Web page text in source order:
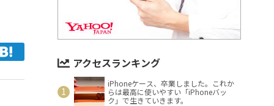
アクセスランキング
iPhoneケース、卒業しました。これか
らは最高に使いやすい「iPhoneバッ
ク」で生きていきます。